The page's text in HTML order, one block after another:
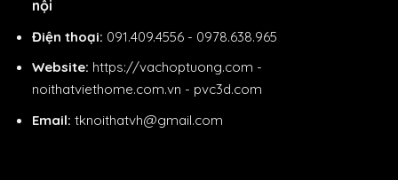
nội
Điện thoại: 091.409.4556 - 0978.638.965
Website: https://vachoptuong.com -
noithatviethome.com.vn - pvc3d.com
Email: tknoithatvh@gmail.com